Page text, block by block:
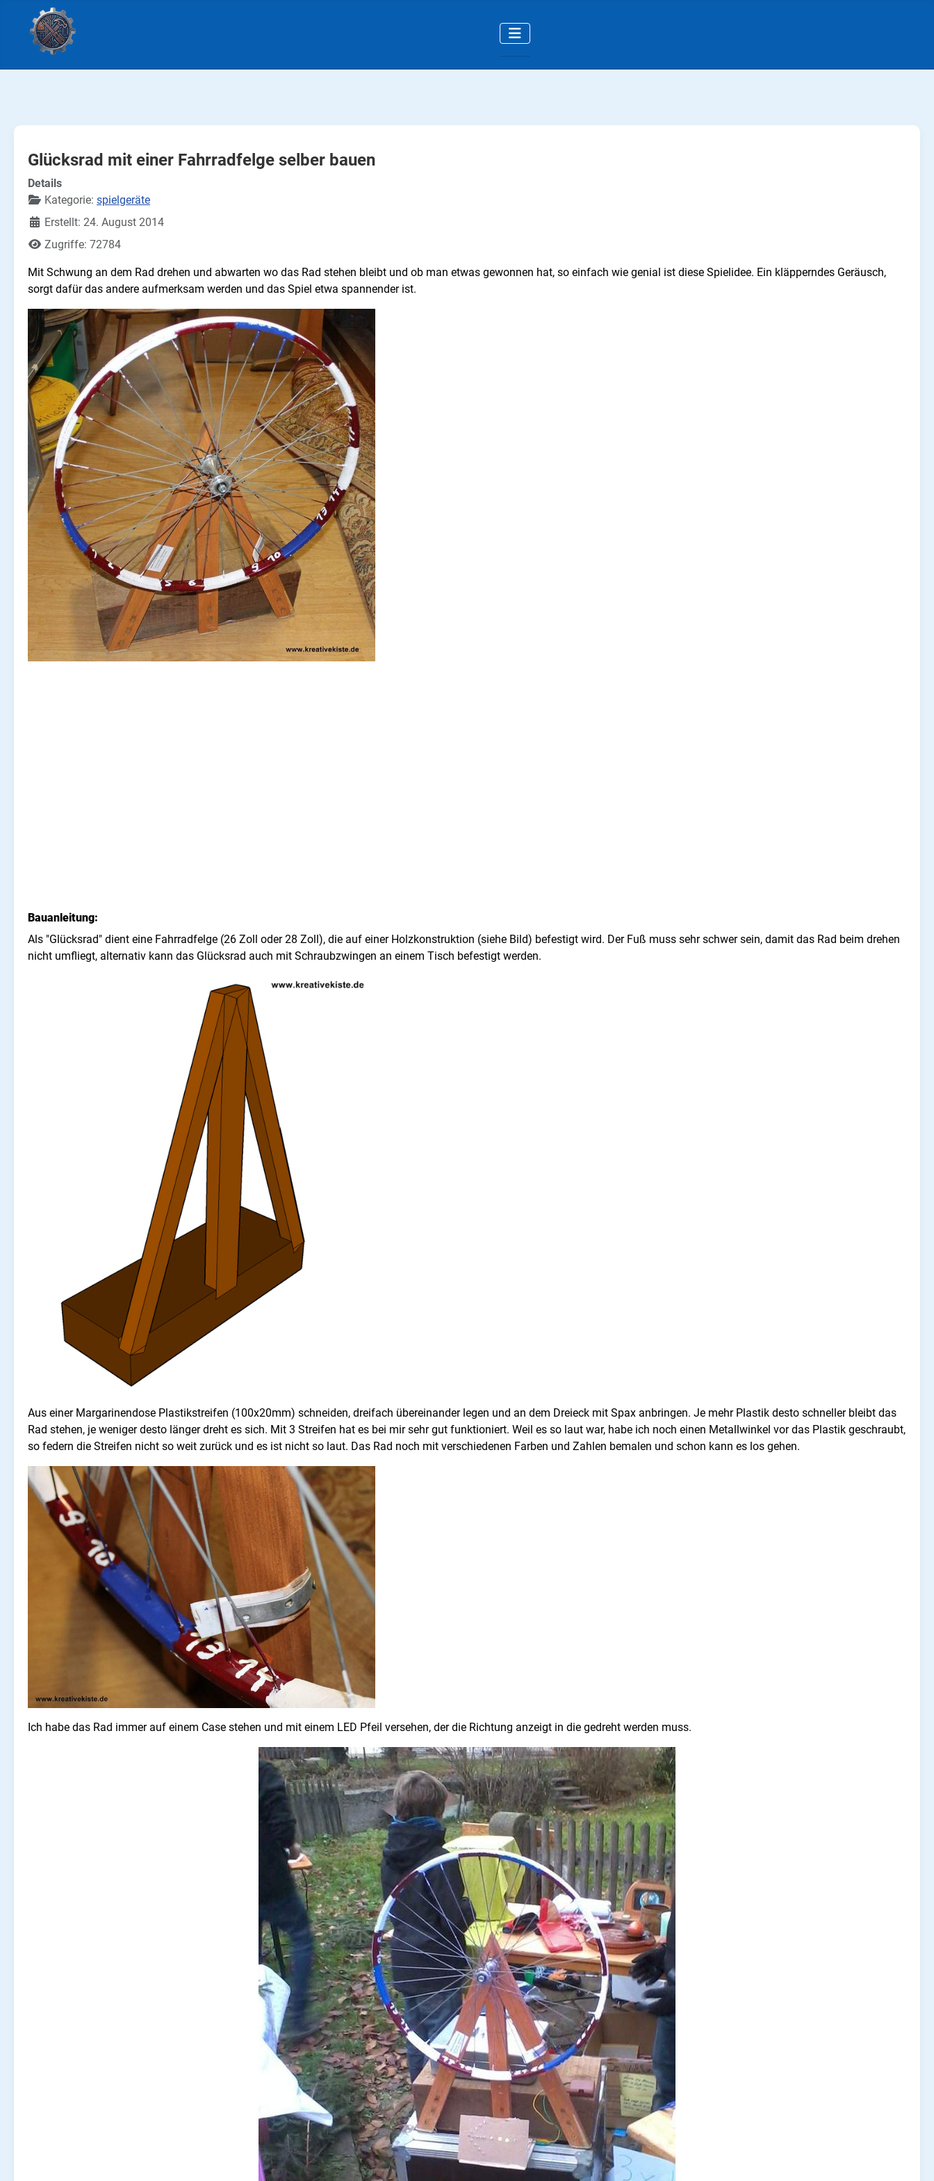
Glücksrad mit einer Fahrradfelge selber bauen
Details
Kategorie: spielgeräte
Erstellt: 24. August 2014
Zugriffe: 72784
Mit Schwung an dem Rad drehen und abwarten wo das Rad stehen bleibt und ob man etwas gewonnen hat, so einfach wie genial ist diese Spielidee. Ein kläpperndes Geräusch,
sorgt dafür das andere aufmerksam werden und das Spiel etwa spannender ist.
Bauanleitung:
Als "Glücksrad" dient eine Fahrradfelge (26 Zoll oder 28 Zoll), die auf einer Holzkonstruktion (siehe Bild) befestigt wird. Der Fuß muss sehr schwer sein, damit das Rad beim drehen
nicht umfliegt, alternativ kann das Glücksrad auch mit Schraubzwingen an einem Tisch befestigt werden.
Aus einer Margarinendose Plastikstreifen (100x20mm) schneiden, dreifach übereinander legen und an dem Dreieck mit Spax anbringen. Je mehr Plastik desto schneller bleibt das
Rad stehen, je weniger desto länger dreht es sich. Mit 3 Streifen hat es bei mir sehr gut funktioniert. Weil es so laut war, habe ich noch einen Metallwinkel vor das Plastik geschraubt,
so federn die Streifen nicht so weit zurück und es ist nicht so laut. Das Rad noch mit verschiedenen Farben und Zahlen bemalen und schon kann es los gehen.
Ich habe das Rad immer auf einem Case stehen und mit einem LED Pfeil versehen, der die Richtung anzeigt in die gedreht werden muss.